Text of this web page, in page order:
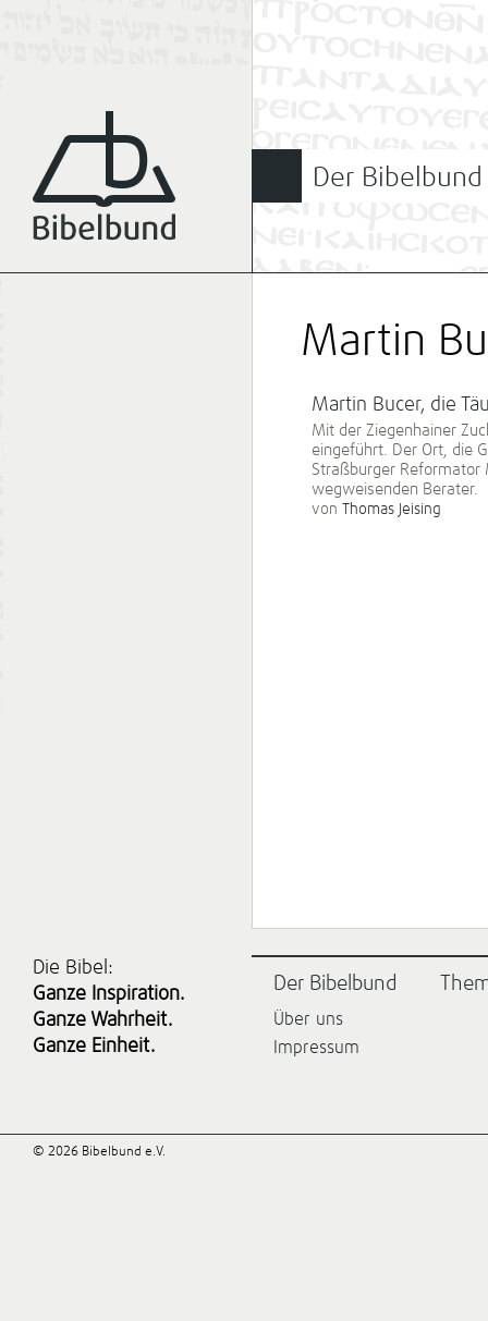
Der Bibelbund
Martin
Martin Bucer, die
Mit der Ziegenhainer
eingeführt. Der Ort, die
Straßburger Reformator
wegweisenden Berater.
von Thomas Jeising
Die Bibel:
Ganze Inspiration.
Ganze Wahrheit.
Ganze Einheit.
Der Bibelbund
Über uns
Impressum
© 2026 Bibelbund e.V.